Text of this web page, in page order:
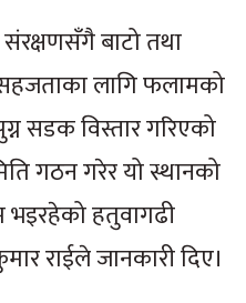
बाटो तथा
लागि फलामको
सडक विस्तार गरिएको
गठन गरेर यो स्थानको
हतुवागढी
राईले जानकारी दिए।